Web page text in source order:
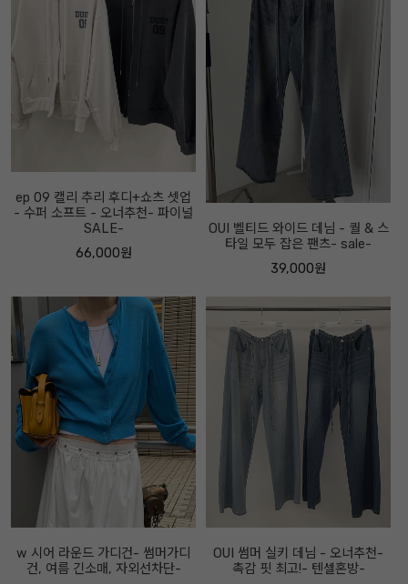
ep 09 캘리 추리 후디+쇼츠 셋업
- 수퍼 소프트 - 오너추천- 파이널
SALE-
66,000원
OUI 벨티드 와이드 데님 - 퀄 & 스
타일 모두 잡은 팬츠- sale-
39,000원
w 시어 라운드 가디건- 썸머가디
건, 여름 긴소매, 자외선차단-
OUI 썸머 실키 데님 - 오너추천-
촉감 핏 최고!- 텐셀혼방-